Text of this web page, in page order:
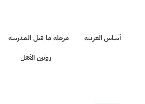
أساس العربية مرحلة ما قبل المدرسة
روتين الأهل